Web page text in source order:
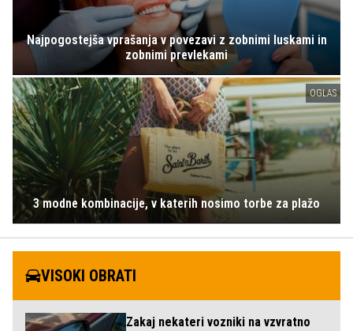
Najpogostejša vprašanja v povezavi z zobnimi luskami in
zobnimi prevlekami
OGLAS
3 modne kombinacije, v katerih nosimo torbe za plažo
VISOKI OBRATI
Zakaj nekateri vozniki na vzvratno